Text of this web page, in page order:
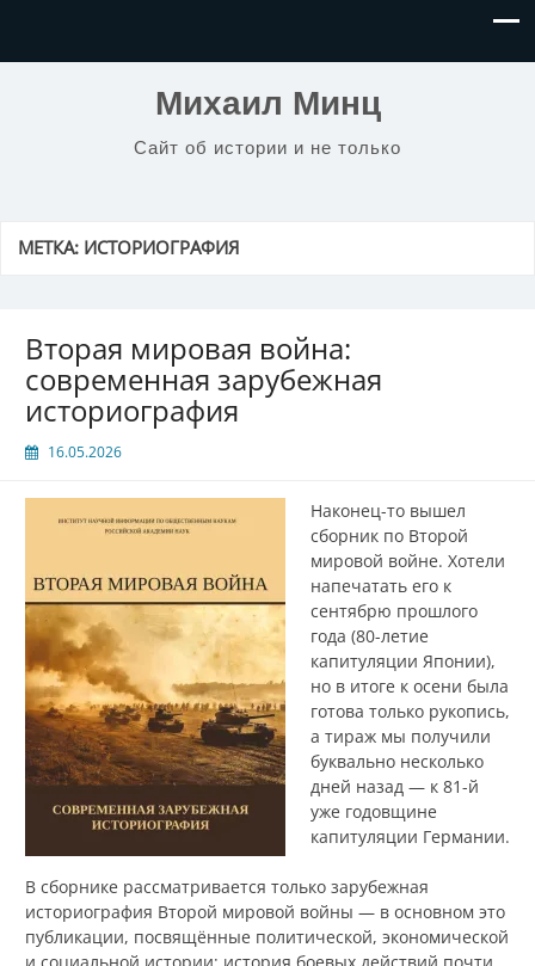
Михаил Минц
Сайт об истории и не только
МЕТКА: ИСТОРИОГРАФИЯ
Вторая мировая война:
современная зарубежная
историография
16.05.2026
Наконец-то вышел
сборник по Второй
мировой войне. Хотели
напечатать его к
сентябрю прошлого
года (80-летие
капитуляции Японии),
но в итоге к осени была
готова только рукопись,
а тираж мы получили
буквально несколько
дней назад — к 81-й
уже годовщине
капитуляции Германии.
В сборнике рассматривается только зарубежная
историография Второй мировой войны — в основном это
публикации, посвящённые политической, экономической